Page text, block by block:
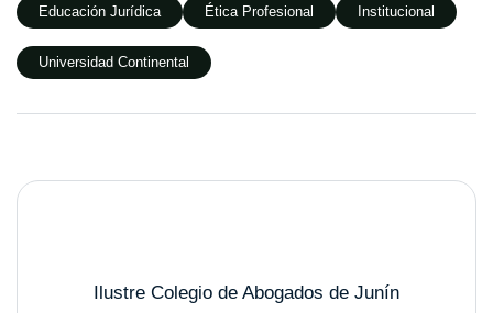
Educación Jurídica Ética Profesional Institucional
Universidad Continental
Ilustre Colegio de Abogados de Junín